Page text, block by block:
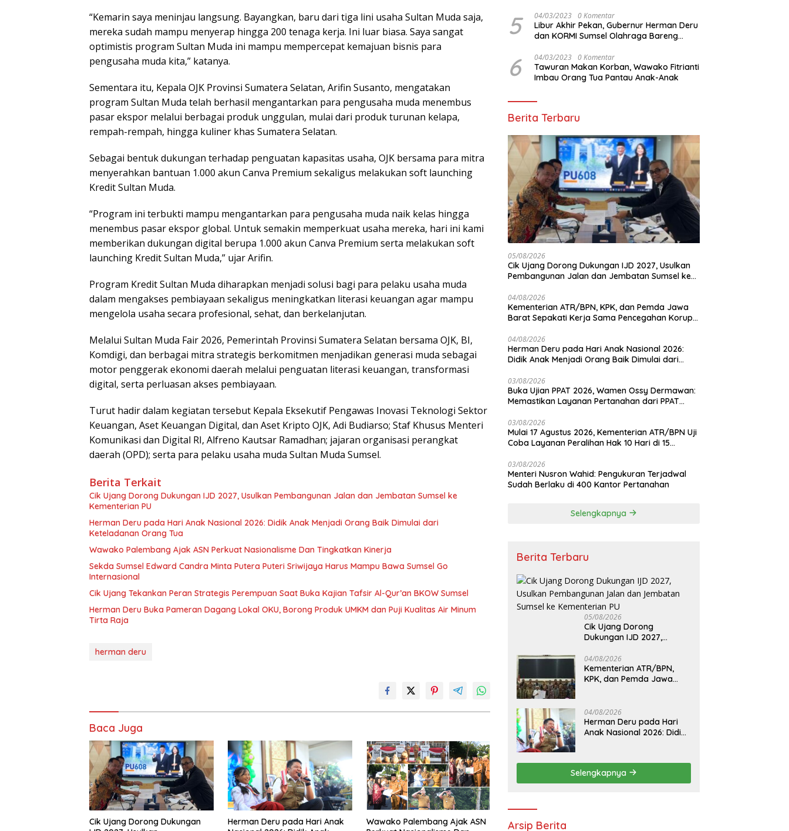
“Kemarin saya meninjau langsung. Bayangkan, baru dari tiga lini usaha Sultan Muda saja,
mereka sudah mampu menyerap hingga 200 tenaga kerja. Ini luar biasa. Saya sangat
optimistis program Sultan Muda ini mampu mempercepat kemajuan bisnis para
pengusaha muda kita,” katanya.
Sementara itu, Kepala OJK Provinsi Sumatera Selatan, Arifin Susanto, mengatakan
program Sultan Muda telah berhasil mengantarkan para pengusaha muda menembus
pasar ekspor melalui berbagai produk unggulan, mulai dari produk turunan kelapa,
rempah-rempah, hingga kuliner khas Sumatera Selatan.
Sebagai bentuk dukungan terhadap penguatan kapasitas usaha, OJK bersama para mitra
menyerahkan bantuan 1.000 akun Canva Premium sekaligus melakukan soft launching
Kredit Sultan Muda.
“Program ini terbukti mampu mengantarkan para pengusaha muda naik kelas hingga
menembus pasar ekspor global. Untuk semakin memperkuat usaha mereka, hari ini kami
memberikan dukungan digital berupa 1.000 akun Canva Premium serta melakukan soft
launching Kredit Sultan Muda,” ujar Arifin.
Program Kredit Sultan Muda diharapkan menjadi solusi bagi para pelaku usaha muda
dalam mengakses pembiayaan sekaligus meningkatkan literasi keuangan agar mampu
mengelola usaha secara profesional, sehat, dan berkelanjutan.
Melalui Sultan Muda Fair 2026, Pemerintah Provinsi Sumatera Selatan bersama OJK, BI,
Komdigi, dan berbagai mitra strategis berkomitmen menjadikan generasi muda sebagai
motor penggerak ekonomi daerah melalui penguatan literasi keuangan, transformasi
digital, serta perluasan akses pembiayaan.
Turut hadir dalam kegiatan tersebut Kepala Eksekutif Pengawas Inovasi Teknologi Sektor
Keuangan, Aset Keuangan Digital, dan Aset Kripto OJK, Adi Budiarso; Staf Khusus Menteri
Komunikasi dan Digital RI, Alfreno Kautsar Ramadhan; jajaran organisasi perangkat
daerah (OPD); serta para pelaku usaha muda Sultan Muda Sumsel.
Berita Terkait
Cik Ujang Dorong Dukungan IJD 2027, Usulkan Pembangunan Jalan dan Jembatan Sumsel ke
Kementerian PU
Herman Deru pada Hari Anak Nasional 2026: Didik Anak Menjadi Orang Baik Dimulai dari
Keteladanan Orang Tua
Wawako Palembang Ajak ASN Perkuat Nasionalisme Dan Tingkatkan Kinerja
Sekda Sumsel Edward Candra Minta Putera Puteri Sriwijaya Harus Mampu Bawa Sumsel Go
Internasional
Cik Ujang Tekankan Peran Strategis Perempuan Saat Buka Kajian Tafsir Al-Qur’an BKOW Sumsel
Herman Deru Buka Pameran Dagang Lokal OKU, Borong Produk UMKM dan Puji Kualitas Air Minum
Tirta Raja
herman deru
Baca Juga
Cik Ujang Dorong Dukungan
Herman Deru pada Hari Anak
Wawako Palembang Ajak ASN
5 04/03/2023 0 Komentar
Libur Akhir Pekan, Gubernur Herman Deru
dan KORMI Sumsel Olahraga Bareng
6 04/03/2023 0 Komentar
Tawuran Makan Korban, Wawako Fitrianti
Imbau Orang Tua Pantau Anak-Anak
Berita Terbaru
05/08/2026
Cik Ujang Dorong Dukungan IJD 2027, Usulkan
Pembangunan Jalan dan Jembatan Sumsel ke
04/08/2026
Kementerian ATR/BPN, KPK, dan Pemda Jawa
Barat Sepakati Kerja Sama Pencegahan Korupsi
04/08/2026
Herman Deru pada Hari Anak Nasional 2026:
Didik Anak Menjadi Orang Baik Dimulai dari
03/08/2026
Buka Ujian PPAT 2026, Wamen Ossy Dermawan:
Memastikan Layanan Pertanahan dari PPAT
03/08/2026
Mulai 17 Agustus 2026, Kementerian ATR/BPN Uji
Coba Layanan Peralihan Hak 10 Hari di 15
03/08/2026
Menteri Nusron Wahid: Pengukuran Terjadwal
Sudah Berlaku di 400 Kantor Pertanahan
Selengkapnya
Berita Terbaru
05/08/2026
Cik Ujang Dorong
Dukungan IJD 2027,
Jalan dan Jembatan
Sumsel ke Kementerian PU
04/08/2026
Kementerian ATR/BPN,
KPK, dan Pemda Jawa
serta Penguatan Ekonomi
Daerah
04/08/2026
Herman Deru pada Hari
Anak Nasional 2026: Didik
Orang Tua
Selengkapnya
Arsip Berita